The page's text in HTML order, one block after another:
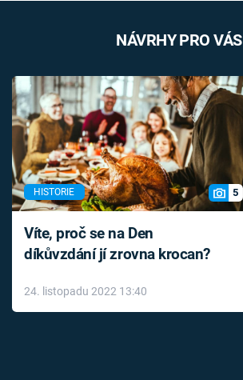
NÁVRHY PRO VÁS
HISTORIE 5
Víte, proč se na Den
díkůvzdání jí zrovna krocan?
24. listopadu 2022 13:40